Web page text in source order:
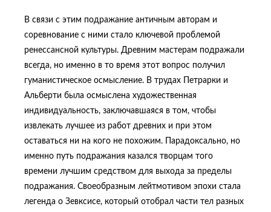
В связи с этим подражание античным авторам и
соревнование с ними стало ключевой проблемой
ренессансной культуры. Древним мастерам подражали
всегда, но именно в то время этот вопрос получил
гуманистическое осмысление. В трудах Петрарки и
Альберти была осмыслена художественная
индивидуальность, заключавшаяся в том, чтобы
извлекать лучшее из работ древних и при этом
оставаться ни на кого не похожим. Парадоксально, но
именно путь подражания казался творцам того
времени лучшим средством для выхода за пределы
подражания. Своеобразным лейтмотивом эпохи стала
легенда о Зевксисе, который отобрал части тел разных